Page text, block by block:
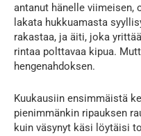
antanut hänelle viimeisen,
lakata hukkuamasta
rakastaa, ja äiti, joka
rintaa polttavaa kipua.
hengenahdoksen.
Kuukausiin ensimmäistä
pienimmänkin ripauksen
kuin väsynyt käsi löytäisi